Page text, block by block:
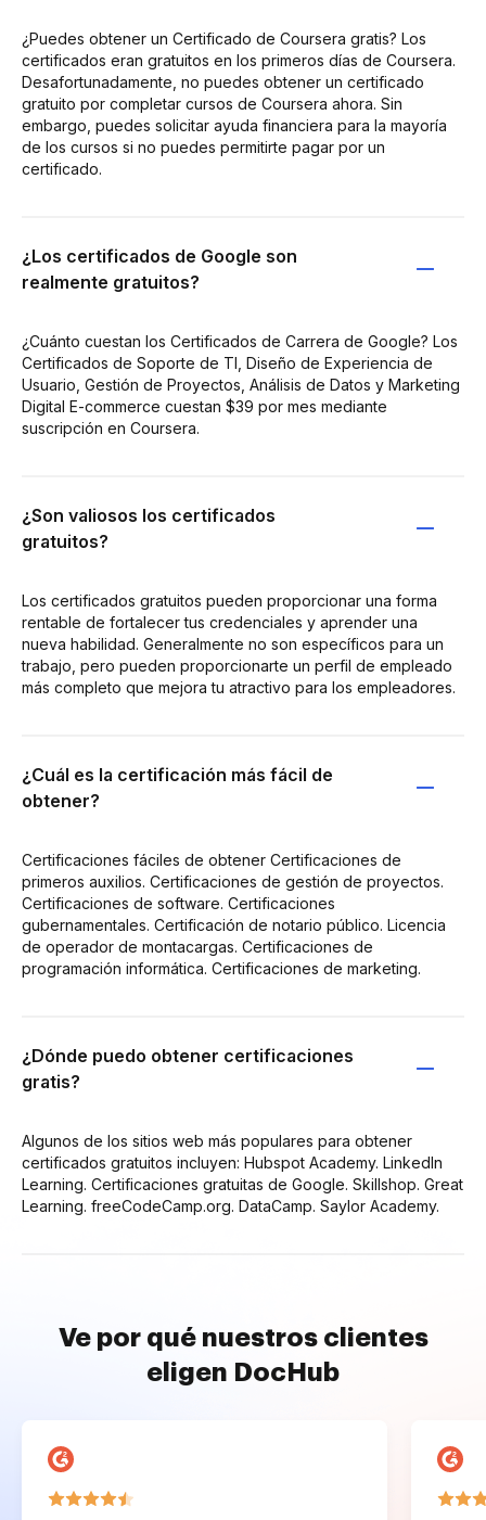
¿Puedes obtener un Certificado de Coursera gratis? Los
certificados eran gratuitos en los primeros días de Coursera.
Desafortunadamente, no puedes obtener un certificado
gratuito por completar cursos de Coursera ahora. Sin
embargo, puedes solicitar ayuda financiera para la mayoría
de los cursos si no puedes permitirte pagar por un
certificado.
¿Los certificados de Google son
realmente gratuitos?
¿Cuánto cuestan los Certificados de Carrera de Google? Los
Certificados de Soporte de TI, Diseño de Experiencia de
Usuario, Gestión de Proyectos, Análisis de Datos y Marketing
Digital E-commerce cuestan $39 por mes mediante
suscripción en Coursera.
¿Son valiosos los certificados
gratuitos?
Los certificados gratuitos pueden proporcionar una forma
rentable de fortalecer tus credenciales y aprender una
nueva habilidad. Generalmente no son específicos para un
trabajo, pero pueden proporcionarte un perfil de empleado
más completo que mejora tu atractivo para los empleadores.
¿Cuál es la certificación más fácil de
obtener?
Certificaciones fáciles de obtener Certificaciones de
primeros auxilios. Certificaciones de gestión de proyectos.
Certificaciones de software. Certificaciones
gubernamentales. Certificación de notario público. Licencia
de operador de montacargas. Certificaciones de
programación informática. Certificaciones de marketing.
¿Dónde puedo obtener certificaciones
gratis?
Algunos de los sitios web más populares para obtener
certificados gratuitos incluyen: Hubspot Academy. LinkedIn
Learning. Certificaciones gratuitas de Google. Skillshop. Great
Learning. freeCodeCamp.org. DataCamp. Saylor Academy.
Ve por qué nuestros clientes
eligen DocHub